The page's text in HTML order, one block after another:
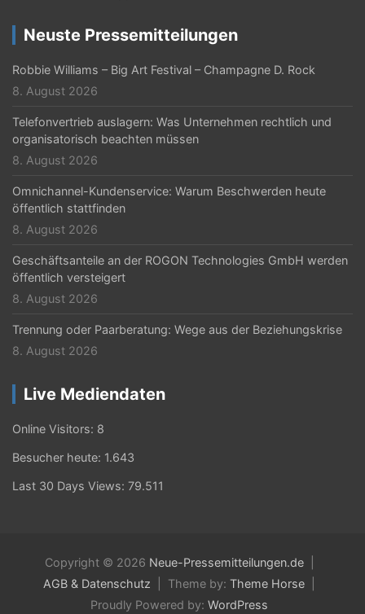
g
a
t
i
o
Neuste Pressemitteilungen
Robbie Williams – Big Art Festival – Champagne D. Rock
8. August 2026
Telefonvertrieb auslagern: Was Unternehmen rechtlich und
organisatorisch beachten müssen
8. August 2026
Omnichannel-Kundenservice: Warum Beschwerden heute
öffentlich stattfinden
8. August 2026
Geschäftsanteile an der ROGON Technologies GmbH werden
öffentlich versteigert
8. August 2026
Trennung oder Paarberatung: Wege aus der Beziehungskrise
8. August 2026
Live Mediendaten
Online Visitors: 8
Besucher heute: 1.643
Last 30 Days Views: 79.511
Copyright © 2026 Neue-Pressemitteilungen.de
AGB & Datenschutz
Theme by: Theme Horse
Proudly Powered by: WordPress